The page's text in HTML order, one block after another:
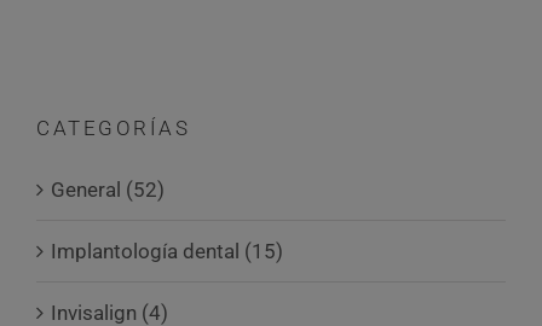
CATEGORÍAS
General (52)
Implantología dental (15)
Invisalign (4)